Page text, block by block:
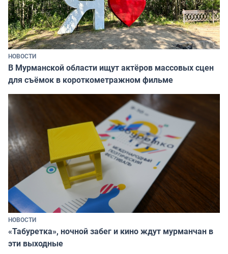
НОВОСТИ
В Мурманской области ищут актёров массовых сцен
для съёмок в короткометражном фильме
НОВОСТИ
«Табуретка», ночной забег и кино ждут мурманчан в
эти выходные